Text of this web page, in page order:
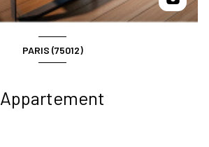
PARIS (75012)
Appartement